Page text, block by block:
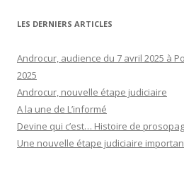
LES DERNIERS ARTICLES
Androcur, audience du 7 avril 2025 à
2025
Androcur, nouvelle étape judiciaire
A la une de L’informé
Devine qui c’est… Histoire de
Une nouvelle étape judiciaire